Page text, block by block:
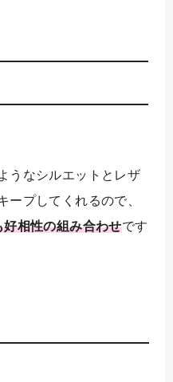
うなシルエットとレザ
ープしてくれるので、
相性の組み合わせです